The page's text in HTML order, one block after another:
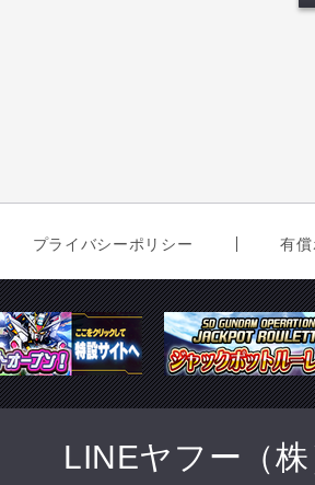
プライバシーポリシー 有
LINEヤフー（